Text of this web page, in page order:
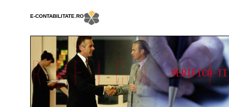
E-CONTABILITATE.RO